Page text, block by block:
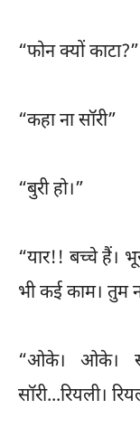
“फोन क्यों काटा?”
“कहा ना सॉरी”
“बुरी हो।”
“यार!! बच्चे हैं।
भी कई काम। तुम
“ओके। ओके।
सॉरी...रियली।